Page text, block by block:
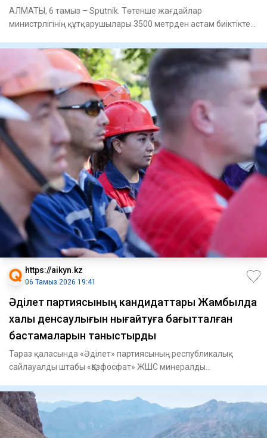
АЛМАТЫ, 6 тамыз – Sputnik. Төтенше жағдайлар
министрлігінің құтқарушылары 3500 метрден астам биіктіктен
https://aikyn.kz
06 Тамыз 2026 19:41
Әділет партиясының кандидаттары Жамбылда
халық денсаулығын нығайтуға бағытталған
бастамаларын таныстырды
Тараз қаласында «Әділет» партиясының республикалық
сайлауалды штабы «Қазфосфат» ЖШС минералды